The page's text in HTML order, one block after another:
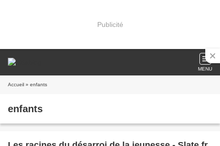
Publicité
MENU
Accueil » enfants
enfants